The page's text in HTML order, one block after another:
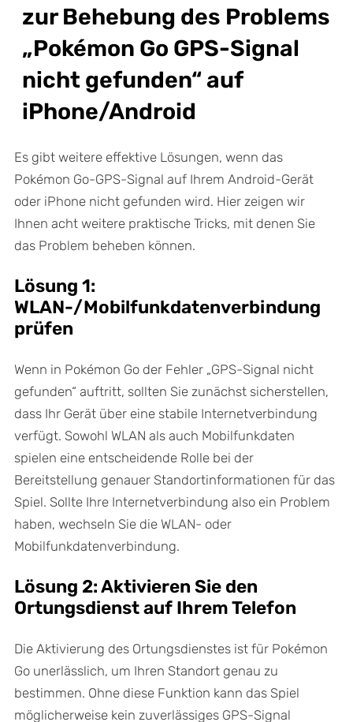
zur Behebung des Problems
„Pokémon Go GPS-Signal
nicht gefunden“ auf
iPhone/Android
Es gibt weitere effektive Lösungen, wenn das
Pokémon Go-GPS-Signal auf Ihrem Android-Gerät
oder iPhone nicht gefunden wird. Hier zeigen wir
Ihnen acht weitere praktische Tricks, mit denen Sie
das Problem beheben können.
Lösung 1:
WLAN-/Mobilfunkdatenverbindung
prüfen
Wenn in Pokémon Go der Fehler „GPS-Signal nicht
gefunden“ auftritt, sollten Sie zunächst sicherstellen,
dass Ihr Gerät über eine stabile Internetverbindung
verfügt. Sowohl WLAN als auch Mobilfunkdaten
spielen eine entscheidende Rolle bei der
Bereitstellung genauer Standortinformationen für das
Spiel. Sollte Ihre Internetverbindung also ein Problem
haben, wechseln Sie die WLAN- oder
Mobilfunkdatenverbindung.
Lösung 2: Aktivieren Sie den
Ortungsdienst auf Ihrem Telefon
Die Aktivierung des Ortungsdienstes ist für Pokémon
Go unerlässlich, um Ihren Standort genau zu
bestimmen. Ohne diese Funktion kann das Spiel
möglicherweise kein zuverlässiges GPS-Signal